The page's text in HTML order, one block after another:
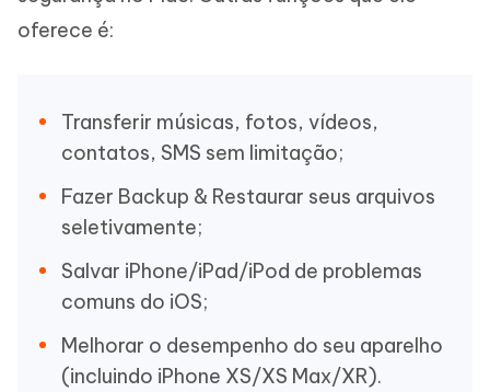
oferece é:
Transferir músicas, fotos, vídeos,
contatos, SMS sem limitação;
Fazer Backup & Restaurar seus arquivos
seletivamente;
Salvar iPhone/iPad/iPod de problemas
comuns do iOS;
Melhorar o desempenho do seu aparelho
(incluindo iPhone XS/XS Max/XR).